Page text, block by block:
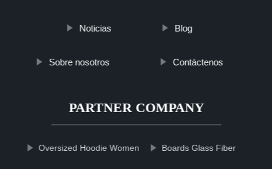
Noticias Blog
Sobre nosotros Contáctenos
PARTNER COMPANY
Oversized Hoodie Women Boards Glass Fiber